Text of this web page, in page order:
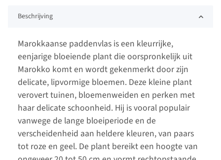
Beschrijving
Marokkaanse paddenvlas is een kleurrijke,
eenjarige bloeiende plant die oorspronkelijk uit
Marokko komt en wordt gekenmerkt door zijn
delicate, lipvormige bloemen. Deze kleine plant
verovert tuinen, bloemenweiden en perken met
haar delicate schoonheid. Hij is vooral populair
vanwege de lange bloeiperiode en de
verscheidenheid aan heldere kleuren, van paars
tot roze en geel. De plant bereikt een hoogte van